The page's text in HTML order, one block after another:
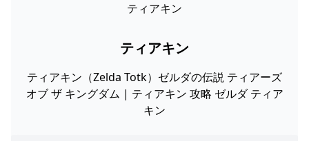
ティアキン
ティアキン
ティアキン（Zelda Totk）ゼルダの伝説 ティアーズ
オブ ザ キングダム | ティアキン 攻略 ゼルダ ティア
キン